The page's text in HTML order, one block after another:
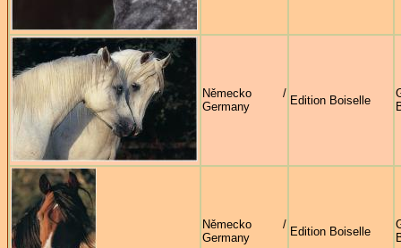
Německo /
Germany
Edition Boiselle
Německo /
Germany
Edition Boiselle